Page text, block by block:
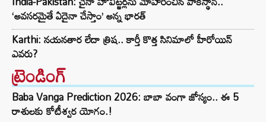
‘అవసరమైతే ఏదైనా చేస్తాం’ అన్న భారత్
Karthi: నయనతార లేదా త్రిష.. కార్తీ కొత్త సినిమాలో హీరోయిన్
ఎవరు?
ట్రెండింగ్‌
Baba Vanga Prediction 2026: బాబా వంగా జోస్యం.. ఈ 5
రాశులకు కోటీశ్వర యోగం.!